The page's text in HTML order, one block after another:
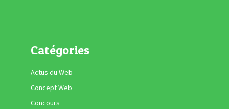
Catégories
Actus du Web
Concept Web
Concours